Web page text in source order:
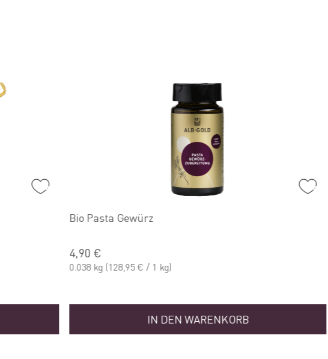
Bio Pasta Gewürz
4,90 €
0.038 kg (128,95 € / 1 kg)
IN DEN WARENKORB